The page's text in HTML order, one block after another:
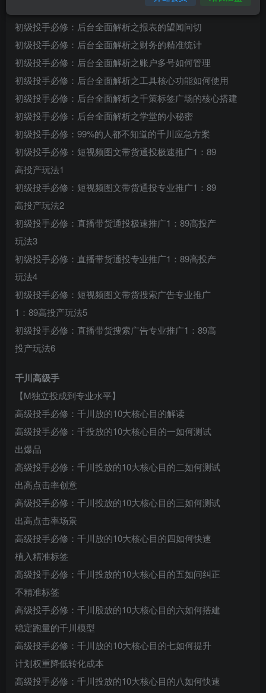
初级投手必修：后台全面解析之报表的望闻问切
初级投手必修：后台全面解析之财务的精准统计
初级投手必修：后台全面解析之账户多号如何管理
初级投手必修：后台全面解析之工具核心功能如何使用
初级投手必修：后台全面解析之千策标签广场的核心搭建
初级投手必修：后台全面解析之学堂的小秘密
初级投手必修：99%的人都不知道的千川应急方案
初级投手必修：短视频图文带货通投极速推广1：89
高投产玩法1
初级投手必修：短视频图文带货通投专业推广1：89
高投产玩法2
初级投手必修：直播带货通投极速推广1：89高投产
玩法3
初级投手必修：直播带货通投专业推广1：89高投产
玩法4
初级投手必修：短视频图文带货搜索广告专业推广
1：89高投产玩法5
初级投手必修：直播带货搜索广告专业推广1：89高
投产玩法6
千川高级手
【M独立投成到专业水平】
高级投手必修：千川放的10大核心目的解读
高级投手必修：千投放的10大核心目的一如何测试
出爆品
高级投手必修：千川投放的10大核心目的二如何测试
出高点击率创意
高级投手必修：千川投放的10大核心目的三如何测试
出高点击率场景
高级投手必修：千川放的10大核心目的四如何快速
植入精准标签
高级投手必修：千川投放的10大核心目的五如问纠正
不精准标签
高级投手必修：千川股放的10大核心目的六如何搭建
稳定跑量的千川模型
高级投手必修：千川放的10大核心目的七如何提升
计划权重降低转化成本
高级投手必修：千川投放的10大核心目的八如何快速